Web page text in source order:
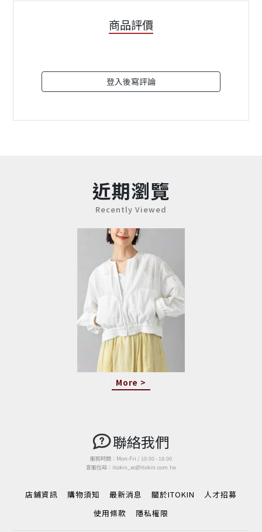
商品評價
登入後寫評論
近期瀏覽
Recently Viewed
More >
聯絡我們
服務時間：Mon-Fri / 10:00 - 18:00
客服信箱：itokin_ec@itokin.com.tw
店鋪資訊 購物須知 最新消息 關於ITOKIN
人才招募
使用條款
隱私權限